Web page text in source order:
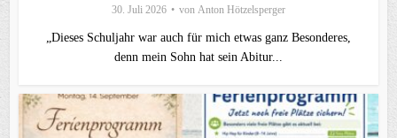
30. Juli 2026 von Anton Hötzelsperger
„Dieses Schuljahr war auch für mich etwas ganz Besonderes,
denn mein Sohn hat sein Abitur...